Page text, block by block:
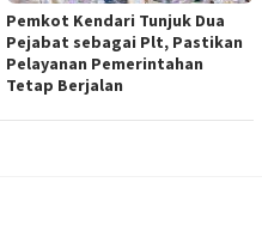
Pemkot Kendari Tunjuk Dua
Pejabat sebagai Plt, Pastikan
Pelayanan Pemerintahan
Tetap Berjalan